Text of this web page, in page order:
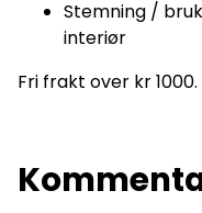
Stemning /
interiør
Fri frakt over kr 1000.